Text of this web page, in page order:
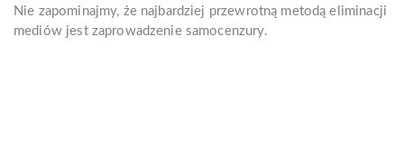
Nie zapominajmy, że najbardziej przewrotną metodą eliminacji
mediów jest zaprowadzenie samocenzury.